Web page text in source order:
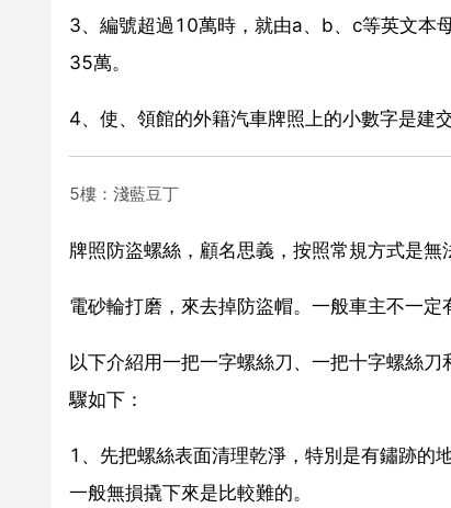
3、編號超過10萬時，就由a、b、c等英文本
35萬。
4、使、領館的外籍汽車牌照上的小數字是建
5樓：淺藍豆丁
牌照防盜螺絲，顧名思義，按照常規方式是
電砂輪打磨，來去掉防盜帽。一般車主不一定
以下介紹用一把一字螺絲刀、一把十字螺絲
驟如下：
1、先把螺絲表面清理乾淨，特別是有鏽跡的
一般無損撬下來是比較難的。